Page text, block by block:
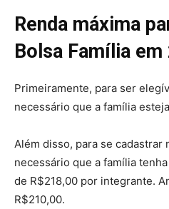
Renda máxima
Bolsa Família em
Primeiramente, para ser
necessário que a família
Além disso, para se cadastrar
necessário que a família
de R$218,00 por integrante.
R$210,00.